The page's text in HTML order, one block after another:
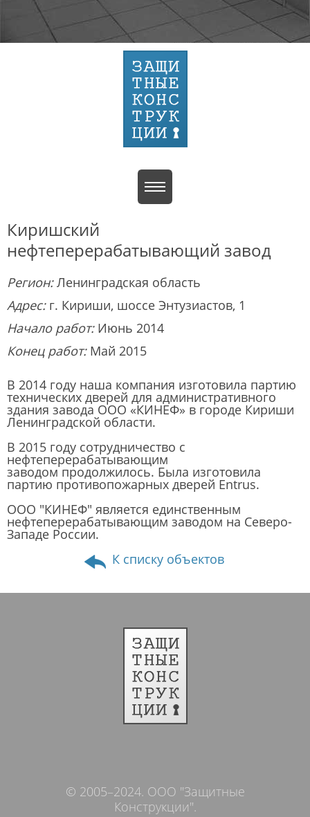
Киришский
нефтеперерабатывающий завод
Регион:Ленинградская область
Адрес:г. Кириши, шоссе Энтузиастов, 1
Начало работ:Июнь 2014
Конец работ:Май 2015
В 2014 году наша компания изготовила партию
технических дверей для административного
здания завода ООО «КИНЕФ» в городе Кириши
Ленинградской области.
В 2015 году сотрудничество с
нефтеперерабатывающим
заводом продолжилось. Была изготовила
партию противопожарных дверей Entrus.
ООО "КИНЕФ" является единственным
нефтеперерабатывающим заводом на Северо-
Западе России.
К списку объектов
© 2005–2024. ООО "Защитные
Конструкции".